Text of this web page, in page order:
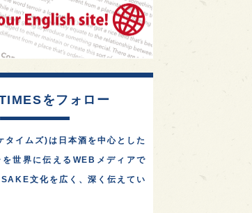
をフォロー
イムズ)は日本酒を中心とした
世界に伝えるWEBメディアで
文化を広く、深く伝えてい